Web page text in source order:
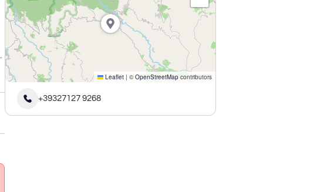
Leaflet | ©OpenStreetMap contributors
+39327127 9268